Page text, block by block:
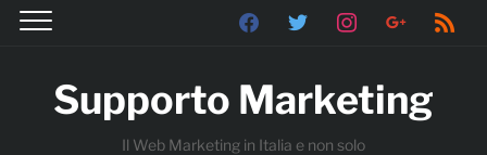
facebooktwitter instagramgoogle rss
Supporto Marketing
Il Web Marketing in Italia e non solo